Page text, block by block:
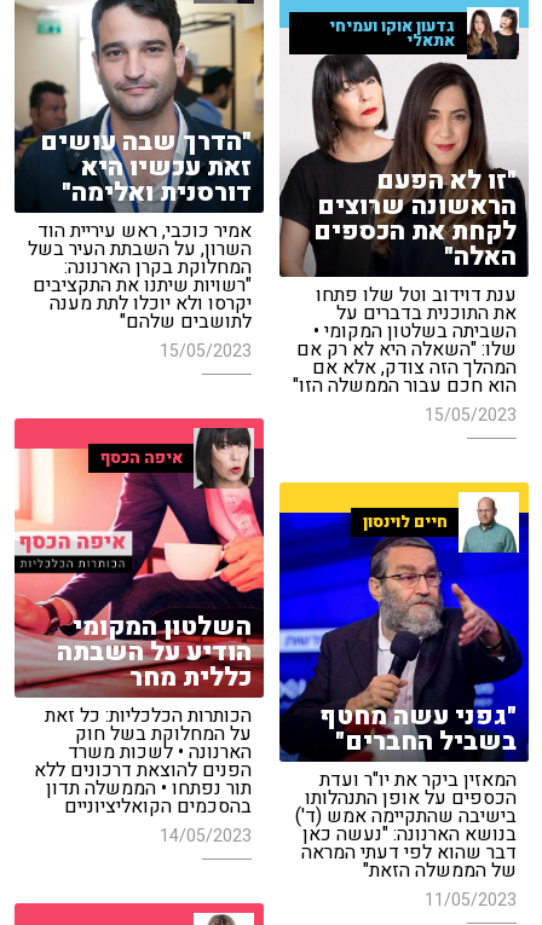
"הדרך שבה עושים
זאת עכשיו היא
דורסנית ואלימה"
אמיר כוכבי, ראש עיריית הוד
השרון, על השבתת העיר בשל
המחלוקת בקרן הארנונה:
"רשויות שיתנו את התקציבים
יקרסו ולא יוכלו לתת מענה
לתושבים שלהם"
15/05/2023
גדעון אוקו ועמיחי
אתאלי
"זו לא הפעם
הראשונה שרוצים
לקחת את הכספים
האלה"
ענת דוידוב וטל שלו פתחו
את התוכנית בדברים על
השביתה בשלטון המקומי •
שלו: "השאלה היא לא רק אם
המהלך הזה צודק, אלא אם
הוא חכם עבור הממשלה הזו"
15/05/2023
איפה הכסף
השלטון המקומי
הודיע על השבתה
כללית מחר
הכותרות הכלכליות: כל זאת
על המחלוקת בשל חוק
הארנונה • לשכות משרד
הפנים להוצאת דרכונים ללא
תור נפתחו • הממשלה תדון
בהסכמים הקואליציוניים
14/05/2023
חיים לוינסון
"גפני עשה מחטף
בשביל החברים"
המאזין ביקר את יו"ר ועדת
הכספים על אופן התנהלותו
בישיבה שהתקיימה אמש (ד')
בנושא הארנונה: "נעשה כאן
דבר שהוא לפי דעתי המראה
של הממשלה הזאת"
11/05/2023